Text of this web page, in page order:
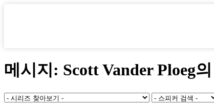
너
뛰
메시지: Scott Vander Ploeg